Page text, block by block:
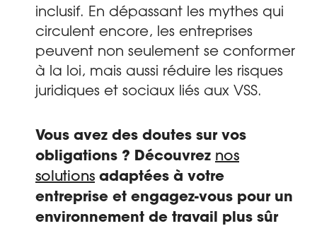
inclusif. En dépassant les mythes qui
circulent encore, les entreprises
peuvent non seulement se conformer
à la loi, mais aussi réduire les risques
juridiques et sociaux liés aux VSS.
Vous avez des doutes sur vos
obligations ? Découvrez nos
solutions adaptées à votre
entreprise et engagez-vous pour un
environnement de travail plus sûr